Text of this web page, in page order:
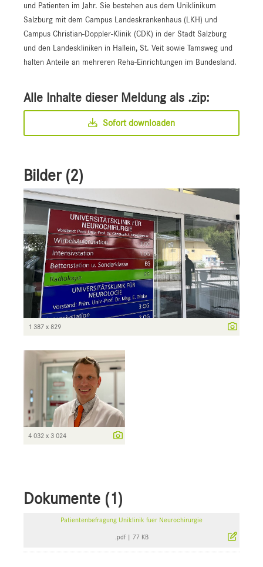
und Patienten im Jahr. Sie bestehen aus dem Uniklinikum
Salzburg mit dem Campus Landeskrankenhaus (LKH) und
Campus Christian-Doppler-Klinik (CDK) in der Stadt Salzburg
und den Landeskliniken in Hallein, St. Veit sowie Tamsweg und
halten Anteile an mehreren Reha-Einrichtungen im Bundesland.
Alle Inhalte dieser Meldung als .zip:
Sofort downloaden
Bilder (2)
1 387 x 829
4 032 x 3 024
Dokumente (1)
Patientenbefragung Uniklinik fuer Neurochirurgie
.pdf| 77 KB